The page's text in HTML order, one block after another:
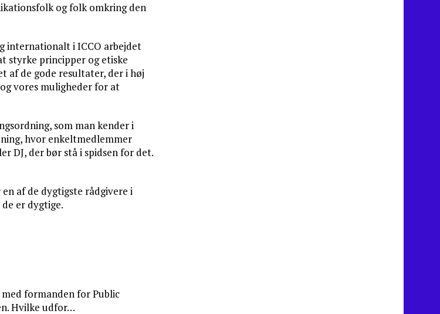
og folk omkring den
internationalt i ICCO arbejdet
styrke principper og etiske
af de gode resultater, der i høj
vores muligheder for at
som man kender i
hvor enkeltmedlemmer
DJ, der bør stå i spidsen for det.
af de dygtigste rådgivere i
er dygtige.
formanden for Public
Hvilke udfor…